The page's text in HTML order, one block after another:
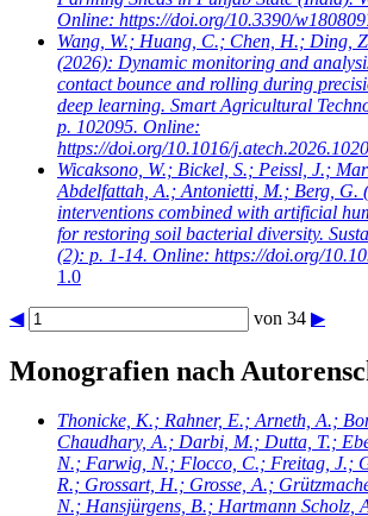
Online: https://doi.org/10.3390/
Wang, W.; Huang, C.; Chen, H.; Ding,
(2026): Dynamic monitoring and
contact bounce and rolling during
deep learning. Smart Agricultural
p. 102095. Online:
https://doi.org/10.1016/
Wicaksono, W.; Bickel, S.; Peissl, J.;
Abdelfattah, A.; Antonietti, M.; Berg, G.
interventions combined with artificial
for restoring soil bacterial diversity.
(2): p. 1-14. Online: https://doi.org/
1.0
◀ von 34 ▶
Monografien nach
Thonicke, K.; Rahner, E.; Arneth, A.;
Chaudhary, A.; Darbi, M.; Dutta, T.;
N.; Farwig, N.; Flocco, C.; Freitag, J.;
R.; Grossart, H.; Grosse, A.;
N.; Hansjürgens, B.; Hartmann Scholz,